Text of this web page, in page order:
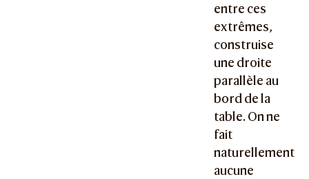
entre ces
extrêmes,
construise
une droite
parallèle au
bord de la
table. On ne
fait
naturellement
aucune